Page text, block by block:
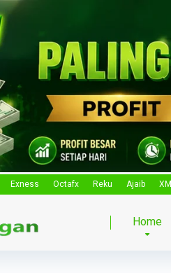
Exness Octafx Reku Ajaib XM
Home